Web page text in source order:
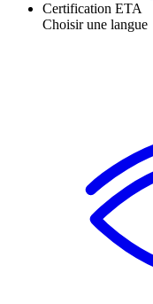
Certification ETA
Choisir une langue